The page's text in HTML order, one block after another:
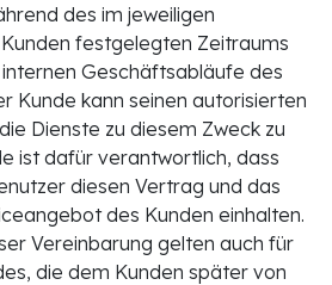
des im jeweiligen
festgelegten Zeitraums
Geschäftsabläufe des
Kunde kann seinen autorisierten
Dienste zu diesem Zweck zu
ist dafür verantwortlich, dass
diesen Vertrag und das
des Kunden einhalten.
Vereinbarung gelten auch für
die dem Kunden später von